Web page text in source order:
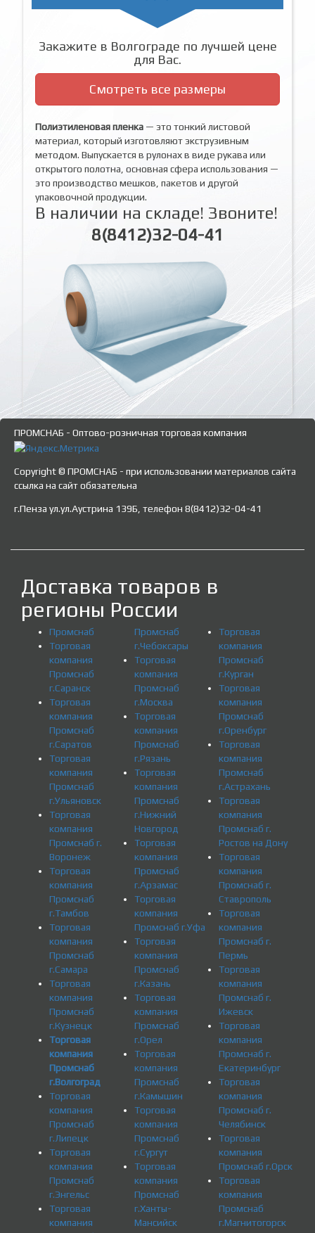
Закажите в Волгограде по лучшей цене
для Вас.
Смотреть все размеры
Полиэтиленовая пленка — это тонкий листовой
материал, который изготовляют экструзивным
методом. Выпускается в рулонах в виде рукава или
открытого полотна, основная сфера использования —
это производство мешков, пакетов и другой
упаковочной продукции.
В наличии на складе! Звоните!
8(8412)32-04-41
ПРОМСНАБ - Оптово-розничная торговая компания
Copyright © ПРОМСНАБ - при использовании материалов сайта
ссылка на сайт обязательна
г.Пенза ул.ул.Аустрина 139Б, телефон 8(8412)32-04-41
Доставка товаров в
регионы России
Промснаб
Торговая
компания
Промснаб
г.Саранск
Торговая
компания
Промснаб
г.Саратов
Торговая
компания
Промснаб
г.Ульяновск
Торговая
компания
Промснаб г.
Воронеж
Торговая
компания
Промснаб
г.Тамбов
Торговая
компания
Промснаб
г.Самара
Торговая
компания
Промснаб
г.Кузнецк
Торговая
компания
Промснаб
г.Волгоград
Торговая
компания
Промснаб
г.Липецк
Торговая
компания
Промснаб
г.Энгельс
Торговая
компания
Промснаб
г.Чебоксары
Торговая
компания
Промснаб
г.Москва
Торговая
компания
Промснаб
г.Рязань
Торговая
компания
Промснаб
г.Нижний
Новгород
Торговая
компания
Промснаб
г.Арзамас
Торговая
компания
Промснаб г.Уфа
Торговая
компания
Промснаб
г.Казань
Торговая
компания
Промснаб
г.Орел
Торговая
компания
Промснаб
г.Камышин
Торговая
компания
Промснаб
г.Сургут
Торговая
компания
Промснаб
г.Ханты-
Мансийск
Торговая
компания
Промснаб
г.Курган
Торговая
компания
Промснаб
г.Оренбург
Торговая
компания
Промснаб
г.Астрахань
Торговая
компания
Промснаб г.
Ростов на Дону
Торговая
компания
Промснаб г.
Ставрополь
Торговая
компания
Промснаб г.
Пермь
Торговая
компания
Промснаб г.
Ижевск
Торговая
компания
Промснаб г.
Екатеринбург
Торговая
компания
Промснаб г.
Челябинск
Торговая
компания
Промснаб г.Орск
Торговая
компания
Промснаб
г.Магнитогорск